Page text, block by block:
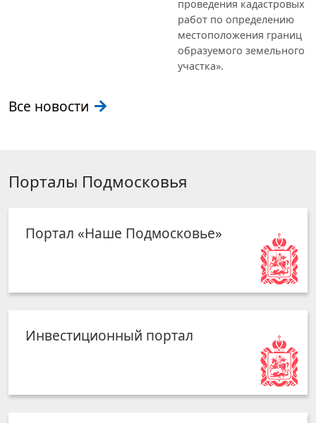
проведения кадастровых
работ по определению
местоположения границ
образуемого земельного
участка».
Все новости
Порталы Подмосковья
Портал «Наше Подмосковье»
Инвестиционный портал